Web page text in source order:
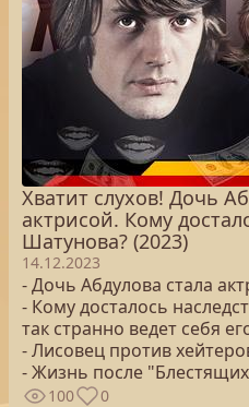
Хватит слухов! Дочь
актрисой. Кому
Шатунова? (2023)
14.12.2023
- Дочь Абдулова стала
- Кому досталось
так странно ведет себя
- Лисовец против
- Жизнь после
100 0